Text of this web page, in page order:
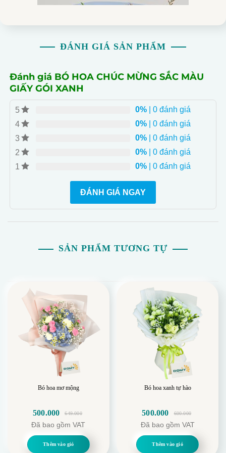
Vẻ Đẹp Thanh Lịch Của Hoa Cát Tường Tím
Hoa Cát Tường Tím mang đến sự thanh lịch và dịu
rũ. Loài hoa này thể hiện sự duyên dáng và tinh tế, là
điểm nhấn nhẹ nhàng trong bó hoa, giúp cân bằng sắc
ĐÁNH GIÁ SẢN PHẨM
Đánh giá BÓ HOA CHÚC MỪNG SẮC MÀU
GIẤY GÓI XANH
5 0%| 0 đánh giá
4
0%| 0 đánh giá
3
0%| 0 đánh giá
2
0%| 0 đánh giá
1
0%| 0 đánh giá
ĐÁNH GIÁ NGAY
SẢN PHẨM TƯƠNG TỰ
Bó hoa mơ mộng
649.000
gốc
500.000
hiện
Đã bao gồm VAT
Thêm vào giỏ
Bó hoa xanh tự hào
600.000
gốc
500.000
hiện
Đã bao gồm VAT
Thêm vào giỏ